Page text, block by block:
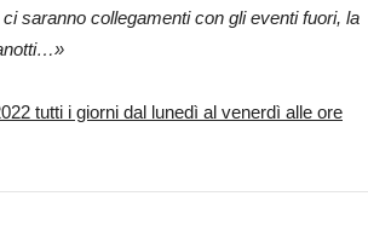
saranno collegamenti con gli eventi fuori, la
tutti i giorni dal lunedì al venerdì alle ore